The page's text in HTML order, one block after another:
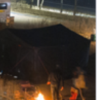
[6/1]전산시스템 점검 및 안정화에 따른 서비스 이용 제한 안내